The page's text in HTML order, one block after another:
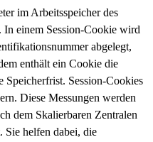
im Arbeitsspeicher des
In einem Session-Cookie wird
abgelegt,
enthält ein Cookie die
Speicherfrist. Session-Cookies
Diese Messungen werden
dem Skalierbaren Zentralen
Sie helfen dabei, die